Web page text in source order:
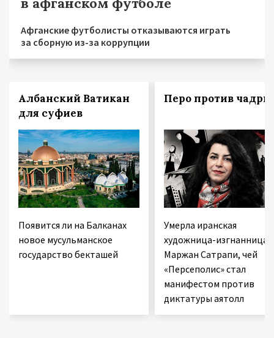
Афганские футболисты отказываются играть
за сборную из-за коррупции
Албанский Ватикан
для суфиев
Появится ли на Балканах
новое мусульманское
государство бекташей
Перо против чадры
Умерла иранская
художница-изгнанница
Маржан Сатрапи, чей
«Персеполис» стал
манифестом против
диктатуры аятолл